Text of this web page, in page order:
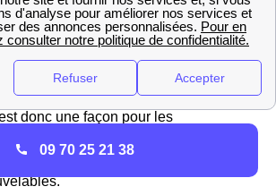
dans le réseauélectrique
consommation en électricité dite
production par panneaux
éoliennes etc.). Ainsi, l'électricité que
sera un mélanged'énergie verte
donc une façon pour les
développement de sources
09 70 25 21 38